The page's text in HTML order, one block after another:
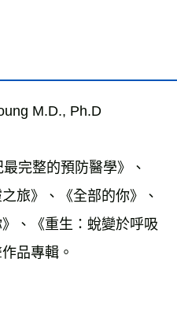
M.D., Ph.D
完整的預防醫學》、
旅》、《全部的你》、
、《重生：蛻變於呼吸
品專輯。